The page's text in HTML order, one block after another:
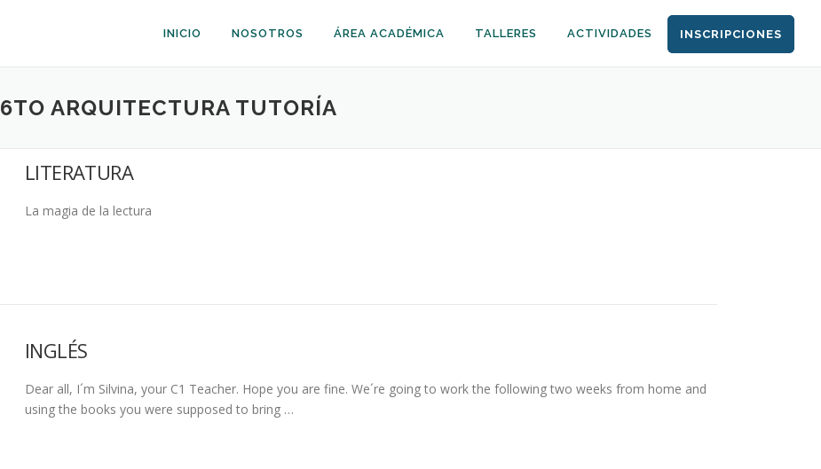
INICIO NOSOTROS ÁREA ACADÉMICA TALLERES ACTIVIDADES INSCRIPCIONES
6TO ARQUITECTURA TUTORÍA
LITERATURA
La magia de la lectura
INGLÉS
Dear all, I´m Silvina, your C1 Teacher. Hope you are fine. We´re going to work the following two weeks from home and
using the books you were supposed to bring …